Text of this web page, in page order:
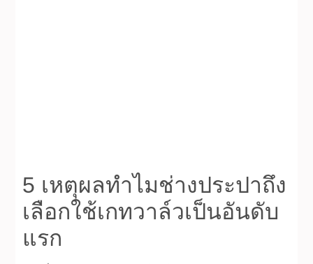
5 เหตุผลทำไมช่างประปาถึง
เลือกใช้เกทวาล์วเป็นอันดับ
แรก